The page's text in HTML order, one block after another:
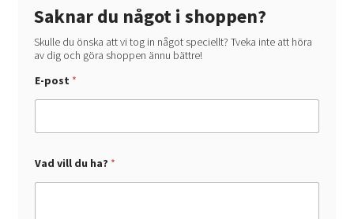
Saknar du något i shoppen?
Skulle du önska att vi tog in något speciellt? Tveka inte att höra
av dig och göra shoppen ännu bättre!
u
d
E-post *
Vad vill du ha? *